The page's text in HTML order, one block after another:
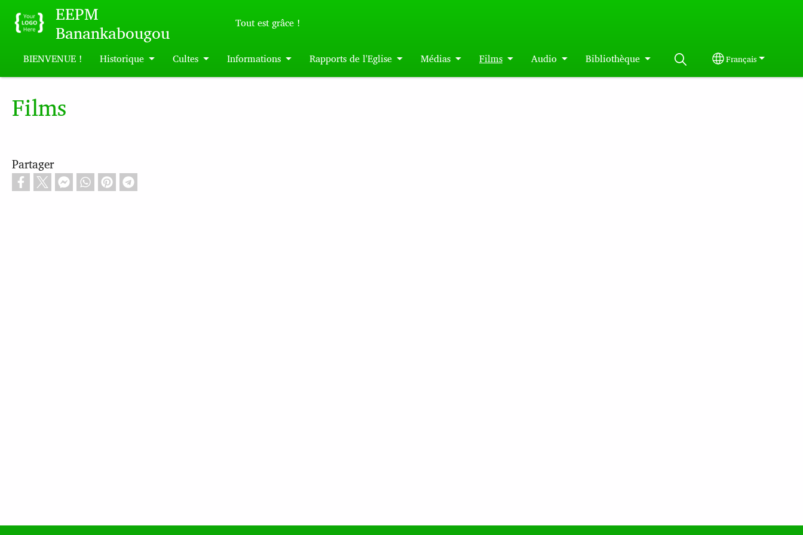
Skip to main content
EEPM
Banankabougou
Tout est grâce !
BIENVENUE ! Historique Cultes Informations Rapports de l'Eglise Médias Films Audio Bibliothèque Select your
Français
Films
Partager